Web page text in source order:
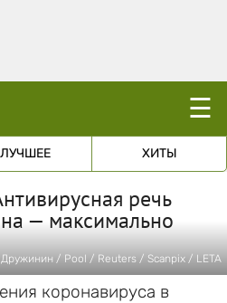
☰
ЛУЧШЕЕ ХИТЫ
речь
— максимально
/ Pool / Reuters / Scanpix / LETA
коронавируса в